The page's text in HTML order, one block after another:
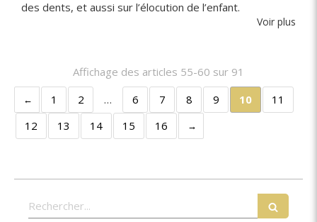
des dents, et aussi sur l’élocution de l’enfant.
Voir plus
Affichage des articles 55-60 sur 91
1
2 … 6 7 8 9 10
11
12
13 14 15 16
Rechercher